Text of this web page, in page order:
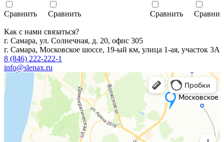
Сравнить Сравнить Сравнить
Как с нами связаться?
г. Самара, ул. Солнечная, д. 20, офис 305
г. Самара, Московское шоссе, 19-ый км, улица 1-ая, участок 3А
8 (846) 222-222-1
info@slenax.ru